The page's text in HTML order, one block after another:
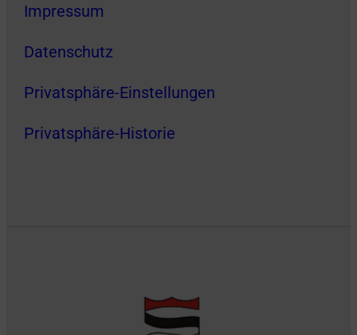
Impressum
Datenschutz
Privatsphäre-Einstellungen
Privatsphäre-Historie